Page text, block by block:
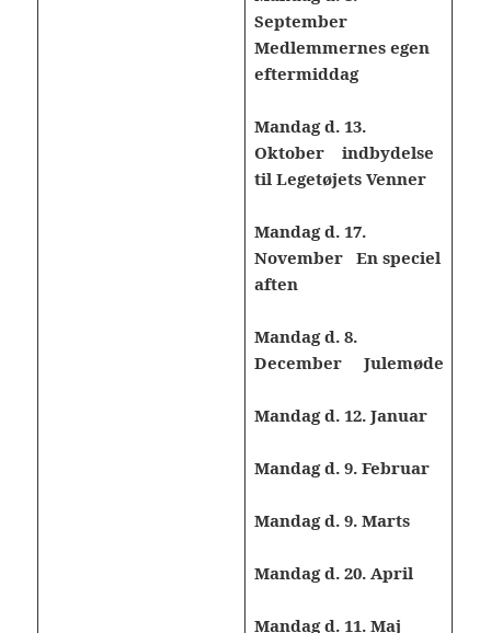
September
Medlemmernes egen
eftermiddag
Mandagd. 13.
Oktober indbydelse
til Legetøjets Venner
Mandag d. 17.
November En speciel
aften
Mandag d. 8.
December Julemøde
Mandag d. 12. Januar
Mandag d. 9. Februar
Mandag d. 9. Marts
Mandag d. 20. April
Mandag d. 11. Maj